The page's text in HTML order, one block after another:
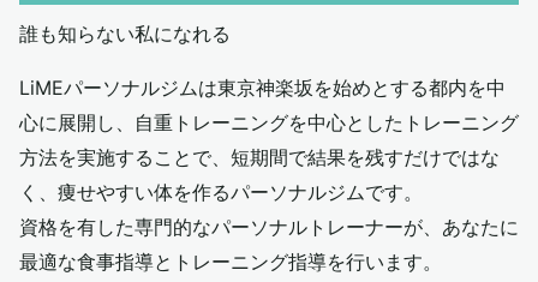
誰も知らない私になれる
LiMEパーソナルジムは東京神楽坂を始めとする都内を中
心に展開し、自重トレーニングを中心としたトレーニング
方法を実施することで、短期間で結果を残すだけではな
く、痩せやすい体を作るパーソナルジムです。
資格を有した専門的なパーソナルトレーナーが、あなたに
最適な食事指導とトレーニング指導を行います。